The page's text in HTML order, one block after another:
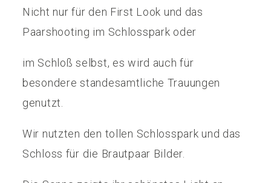
Nicht nur für den First Look und das
Paarshooting im Schlosspark oder
im Schloß selbst, es wird auch für
besondere standesamtliche Trauungen
genutzt.
Wir nutzten den tollen Schlosspark und das
Schloss für die Brautpaar Bilder.